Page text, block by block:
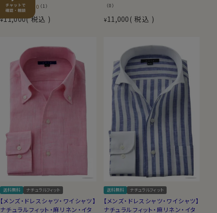
5.00 （1）
¥11,000 税込
（0）
¥11,000 税込
送料無料 ナチュラルフィット
【メンズ・ドレスシャツ・ワイシャツ】
ナチュラルフィット・麻リネン・イタ
送料無料 ナチュラルフィット
【メンズ・ドレスシャツ・ワイシャツ】
ナチュラルフィット・麻リネン・イタ